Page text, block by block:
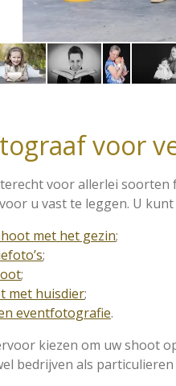
voor
voor allerlei
u vast te leggen. U
met het gezin;
;
;
met huisdier;
eventfotografie.
kiezen om uw shoot
bedrijven als